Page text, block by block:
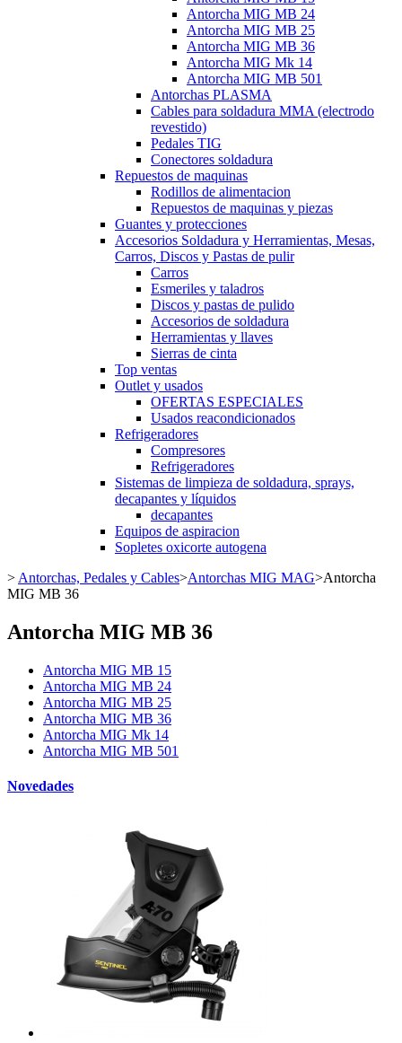
Antorcha MIG MB 24
Antorcha MIG MB 25
Antorcha MIG MB 36
Antorcha MIG Mk 14
Antorcha MIG MB 501
Antorchas PLASMA
Cables para soldadura MMA (electrodo
revestido)
Pedales TIG
Conectores soldadura
Repuestos de maquinas
Rodillos de alimentacion
Repuestos de maquinas y piezas
Guantes y protecciones
Accesorios Soldadura y Herramientas, Mesas,
Carros, Discos y Pastas de pulir
Carros
Esmeriles y taladros
Discos y pastas de pulido
Accesorios de soldadura
Herramientas y llaves
Sierras de cinta
Top ventas
Outlet y usados
OFERTAS ESPECIALES
Usados reacondicionados
Refrigeradores
Compresores
Refrigeradores
Sistemas de limpieza de soldadura, sprays,
decapantes y líquidos
decapantes
Equipos de aspiracion
Sopletes oxicorte autogena
> Antorchas, Pedales y Cables>Antorchas MIG MAG>Antorcha
MIG MB 36
Antorcha MIG MB 36
Antorcha MIG MB 15
Antorcha MIG MB 24
Antorcha MIG MB 25
Antorcha MIG MB 36
Antorcha MIG Mk 14
Antorcha MIG MB 501
Novedades